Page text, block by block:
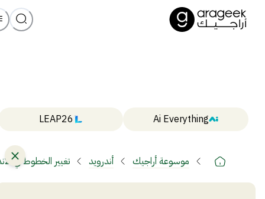
Ai Everything
LEAP26
موسوعة أراجيك أندرويد تغيير الخطوط في